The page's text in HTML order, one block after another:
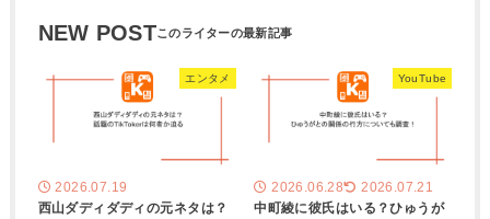
NEW POST
エンタメ
2026.07.19
西山ダディダディの元ネタは？
YouTube
2026.06.28 2026.07.21
中町綾に彼氏はいる？ひゅうが